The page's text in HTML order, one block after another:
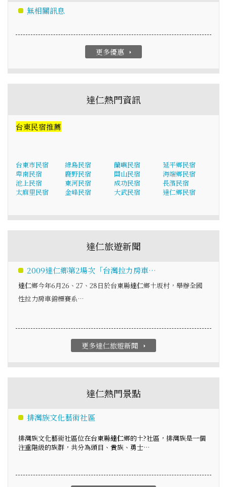
無相關訊息
更多優惠 arrow_right
達仁熱門資訊
台東民宿推薦
台東市民宿 綠島民宿 蘭嶼民宿
延平鄉民宿
卑南民宿
鹿野民宿 關山民宿
海端鄉民宿
池上民宿
東河民宿 成功民宿
長濱民宿
太麻里民宿
金峰民宿 大武民宿 達仁鄉民宿
達仁旅遊新聞
2009達仁鄉第2場次「台灣拉力房車…
達仁鄉今年6月26、27、28日於台東縣達仁鄉土坂村，舉辦全國
性拉力房車錦標賽系…
更多達仁旅遊新聞 arrow_right
達仁熱門景點
排灣族文化藝術社區
排灣族文化藝術社區位在台東縣達仁鄉的土?社區，排灣族是一個
注重階級的族群，共分為頭目、貴族、勇士…